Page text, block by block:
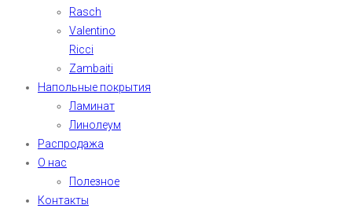
Rasch
Valentino
Ricci
Zambaiti
Напольные покрытия
Ламинат
Линолеум
Распродажа
О нас
Полезное
Контакты